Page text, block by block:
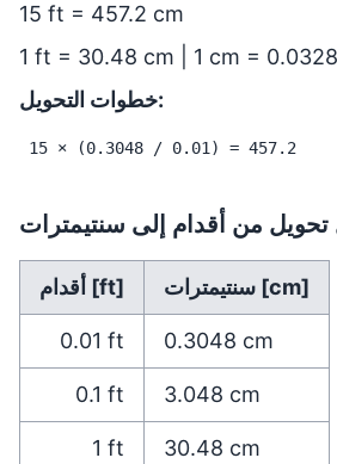
15 ft = 457.2 cm
1 ft = 30.48 cm | 1 cm =
خطوات التحويل:
15 × (0.3048 / 0.01) = 457.2
من أقدام إلى سنتيمترات
أقدام [ft] سنتيمترات [cm]
0.01 ft 0.3048 cm
0.1 ft 3.048 cm
1 ft 30.48 cm